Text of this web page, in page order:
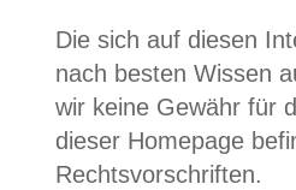
Die sich auf diesen
nach besten Wissen
wir keine Gewähr für
dieser Homepage
Rechtsvorschriften.